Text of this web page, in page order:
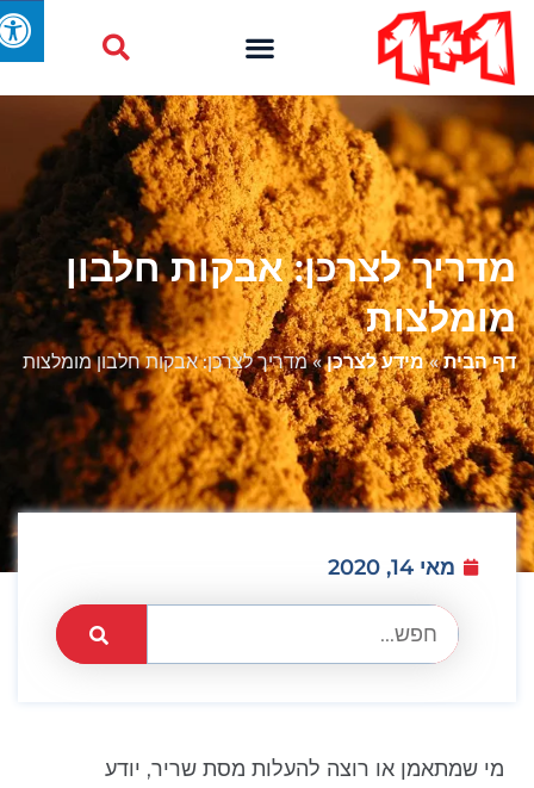
מדריך לצרכן: אבקות חלבון
מומלצות
דף הבית»מידע לצרכן»מדריך לצרכן: אבקות חלבון מומלצות
מאי 14, 2020
מי שמתאמן או רוצה להעלות מסת שריר, יודע